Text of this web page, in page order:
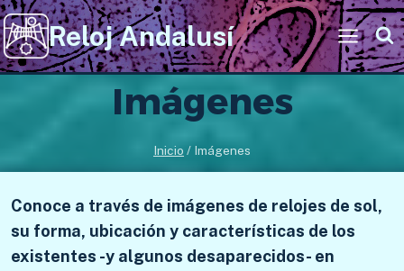
Saltar
al
contenido
Reloj Andalusí
Imágenes
Inicio / Imágenes
Conoce a través de imágenes de relojes de sol,
su forma, ubicación y características de los
existentes -y algunos desaparecidos- en